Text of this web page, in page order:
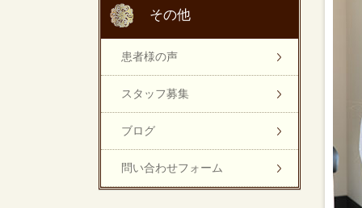
その他
患者様の声
スタッフ募集
ブログ
問い合わせフォーム